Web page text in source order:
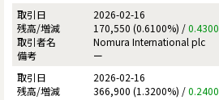
2026-02-16
170,550 (0.6100%) /0.4300
Nomura International plc
ー
2026-02-16
366,900 (1.3200%) /0.2400